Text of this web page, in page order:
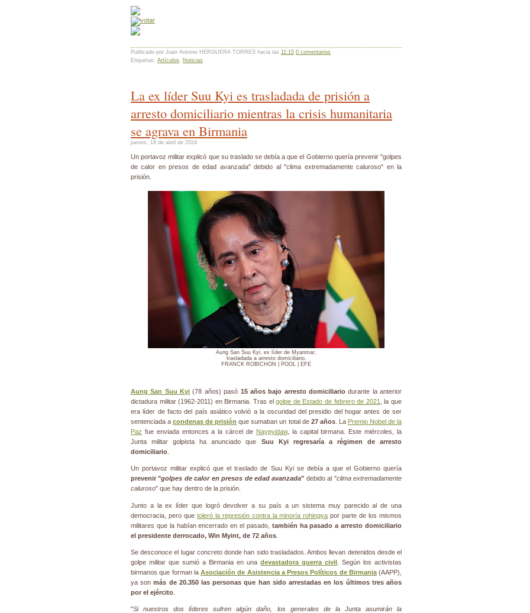
Publicado por Juan Antonio HERGUERA TORRES hacia las 11:15 0 comentarios
Etiquetas: Artículos, Noticias
La ex líder Suu Kyi es trasladada de prisión a
arresto domiciliario mientras la crisis humanitaria
se agrava en Birmania
jueves, 18 de abril de 2024
Un portavoz militar explicó que su traslado se debía a que el Gobierno quería prevenir "golpes
de calor en presos de edad avanzada" debido al "clima extremadamente caluroso" en la
prisión.
Aung San Suu Kyi, ex líder de Myanmar,
trasladada a arresto domiciliario.
FRANCK ROBICHON | POOL | EFE
Aung San Suu Kyi (78 años) pasó 15 años bajo arresto domiciliariodurante la anterior
dictadura militar (1962-2011) en Birmania. Tras elgolpe de Estado de febrero de 2021
, la que
era líder de facto del país asiático volvió a la oscuridad del presidio del hogar antes de ser
sentenciada acondenas de prisión que sumaban un total de 27 años. La Premio Nobel de la
Paz fue enviada entonces a la cárcel de Naypyidaw, la capital birmana. Este miércoles, la
Junta militar golpista ha anunciado que Suu Kyi regresaría a régimen de arresto
domiciliario
Un portavoz militar explicó que el traslado de Suu Kyi se debía a que el Gobierno quería
prevenir "golpes de calor en presos de edad avanzada" debido al "clima extremadamente
caluroso" que hay dentro de la prisión.
Junto a la ex líder que logró devolver a su país a un sistema muy parecido al de una
democracia, pero que toleró la represión contra la minoría rohingya por parte de los mismos
militares que la habían encerrado en el pasado, también ha pasado a arresto domiciliario
el presidente derrocado, Win Myint, de 72 años
Se desconoce el lugar concreto donde han sido trasladados. Ambos llevan detenidos desde el
golpe militar que sumió a Birmania en una devastadora guerra civil . Según los activistas
birmanos que forman la Asociación de Asistencia a Presos Políticos de Birmania(AAPP),
ya sonmás de 20.350 las personas que han sido arrestadas en los últimos tres años
por el ejército
"Si nuestros dos líderes sufren algún daño, los generales de la Junta asumirán la